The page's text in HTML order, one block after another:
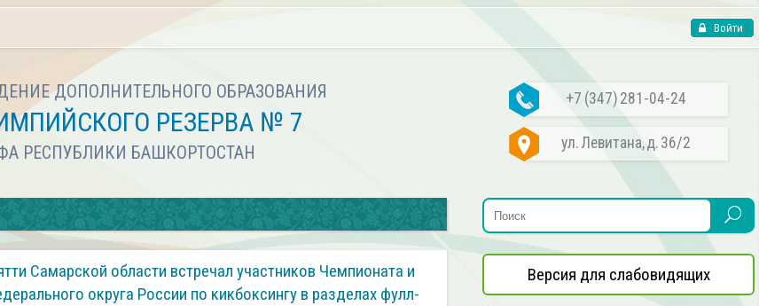
Войти
ДОПОЛНИТЕЛЬНОГО ОБРАЗОВАНИЯ
РЕЗЕРВА № 7
РЕСПУБЛИКИ БАШКОРТОСТАН
+7 (347) 281-04-24
ул. Левитана, д. 36/2
Версия для слабовидящих
Самарской области встречал участников Чемпионата и
округа России по кикбоксингу в разделах фулл-